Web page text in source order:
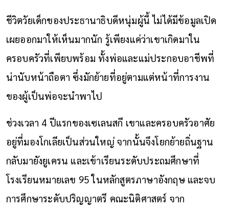
ชีวิตวัยเด็กของประธานาธิบดีหนุ่มผู้นี้ ไม่ได้มีข้อมูลเปิด
เผยออกมาให้เห็นมากนัก รู้เพียงแค่ว่าเขาเกิดมาใน
ครอบครัวที่เพียบพร้อม ทั้งพ่อและแม่ประกอบอาชีพที่
น่านับหน้าถือตา ซึ่งมักย้ายที่อยู่ตามแต่หน้าที่การงาน
ของผู้เป็นพ่อจะนำพาไป
ช่วงเวลา 4 ปีแรกของเซเลนสกี เขาและครอบครัวอาศัย
อยู่ที่มองโกเลียเป็นส่วนใหญ่ จากนั้นจึงโยกย้ายถิ่นฐาน
กลับมายังยูเครน และเข้าเรียนระดับประถมศึกษาที่
โรงเรียนหมายเลข 95 ในหลักสูตรภาษาอังกฤษ และจบ
การศึกษาระดับปริญญาตรี คณะนิติศาสตร์ จาก